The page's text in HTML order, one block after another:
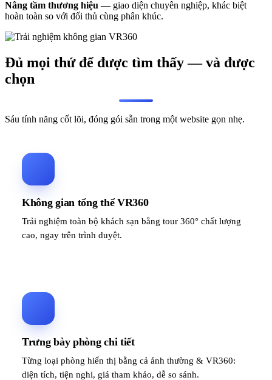
Nâng tầm thương hiệu — giao diện chuyên nghiệp, khác biệt
hoàn toàn so với đối thủ cùng phân khúc.
Đủ mọi thứ để được tìm thấy — và được
chọn
Sáu tính năng cốt lõi, đóng gói sẵn trong một website gọn nhẹ.
Không gian tổng thể VR360
Trải nghiệm toàn bộ khách sạn bằng tour 360° chất lượng
cao, ngay trên trình duyệt.
Trưng bày phòng chi tiết
Từng loại phòng hiển thị bằng cả ảnh thường & VR360:
diện tích, tiện nghi, giá tham khảo, dễ so sánh.